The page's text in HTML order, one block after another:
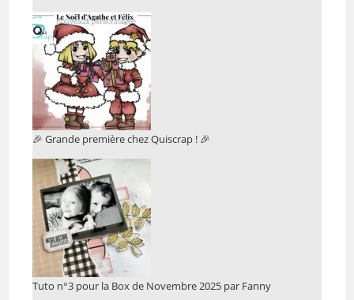
🎉 Grande première chez Quiscrap ! 🎉
Tuto n°3 pour la Box de Novembre 2025 par Fanny